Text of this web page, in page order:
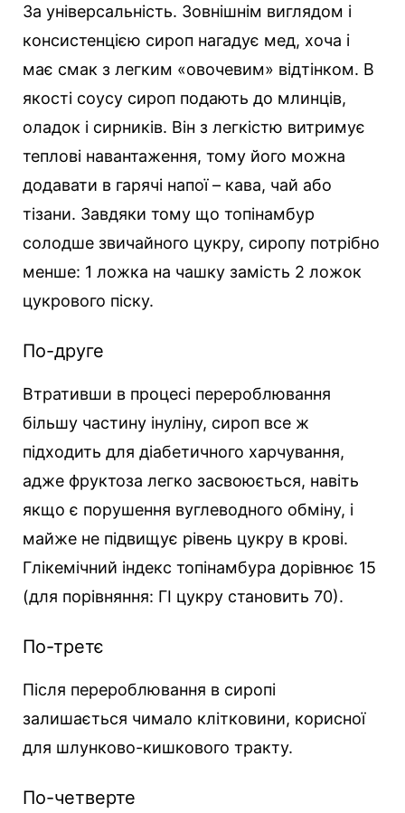
За універсальність. Зовнішнім виглядом і
консистенцією сироп нагадує мед, хоча і
має смак з легким «овочевим» відтінком. В
якості соусу сироп подають до млинців,
оладок і сирників. Він з легкістю витримує
теплові навантаження, тому його можна
додавати в гарячі напої – кава, чай або
тізани. Завдяки тому що топінамбур
солодше звичайного цукру, сиропу потрібно
менше: 1 ложка на чашку замість 2 ложок
цукрового піску.
По-друге
Втративши в процесі перероблювання
більшу частину інуліну, сироп все ж
підходить для діабетичного харчування,
адже фруктоза легко засвоюється, навіть
якщо є порушення вуглеводного обміну, і
майже не підвищує рівень цукру в крові.
Глікемічний індекс топінамбура дорівнює 15
(для порівняння: ГІ цукру становить 70).
По-третє
Після перероблювання в сиропі
залишається чимало клітковини, корисної
для шлунково-кишкового тракту.
По-четверте